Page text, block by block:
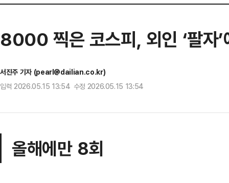
8000 찍은 코스피, 외인 ‘팔자
서진주 기자 (pearl@dailian.co.kr)
입력 2026.05.15 13:54 수정 2026.05.15 13:54
올해에만 8회